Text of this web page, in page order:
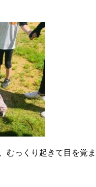
むっくり起きて目を覚